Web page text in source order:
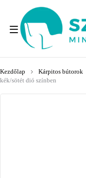
Kezdőlap Kárpitos bútorok
kék/sötét dió színben